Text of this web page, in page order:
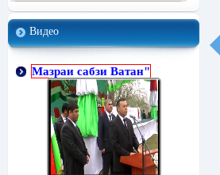
Видео
Мазраи сабзи Ватан"